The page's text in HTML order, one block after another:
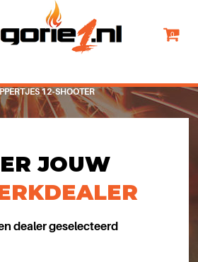
0
12-SHOOTER
JOUW
dealer geselecteerd